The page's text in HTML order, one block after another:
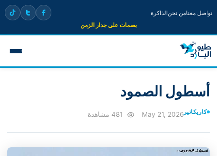
تواصل معنامن نحنالذاكرة
بصمات على جدار الزمن
أسطول الصمود
كاريكاتيرMay 21, 2026